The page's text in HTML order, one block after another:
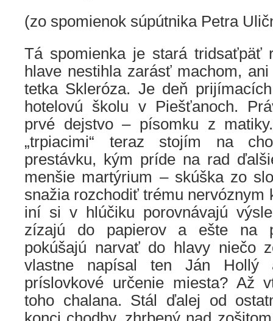
(zo spomienok súpútnika Petra
Tá spomienka je stará tridsaťpäť
hlave nestihla zarásť machom,
tetka Skleróza. Je deň
hotelovú školu v Piešťanoch.
prvé dejstvo – písomku z
„trpiacimi“ teraz stojím na
prestávku, kým príde na rad
menšie martýrium – skúška zo
snažia rozchodiť trému nervóznym
iní si v hlúčiku porovnávajú
zízajú do papierov a ešte na
pokúšajú narvať do hlavy niečo
vlastne napísal ten Ján
príslovkové určenie miesta? Až
toho chalana. Stál ďalej od